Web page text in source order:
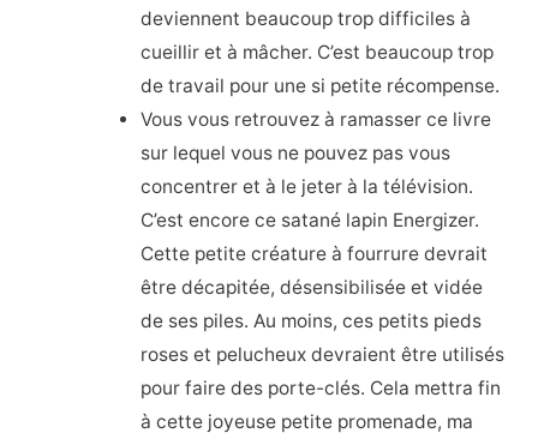
deviennent beaucoup trop difficiles à
cueillir et à mâcher. C’est beaucoup trop
de travail pour une si petite récompense.
Vous vous retrouvez à ramasser ce livre
sur lequel vous ne pouvez pas vous
concentrer et à le jeter à la télévision.
C’est encore ce satané lapin Energizer.
Cette petite créature à fourrure devrait
être décapitée, désensibilisée et vidée
de ses piles. Au moins, ces petits pieds
roses et pelucheux devraient être utilisés
pour faire des porte-clés. Cela mettra fin
à cette joyeuse petite promenade, ma